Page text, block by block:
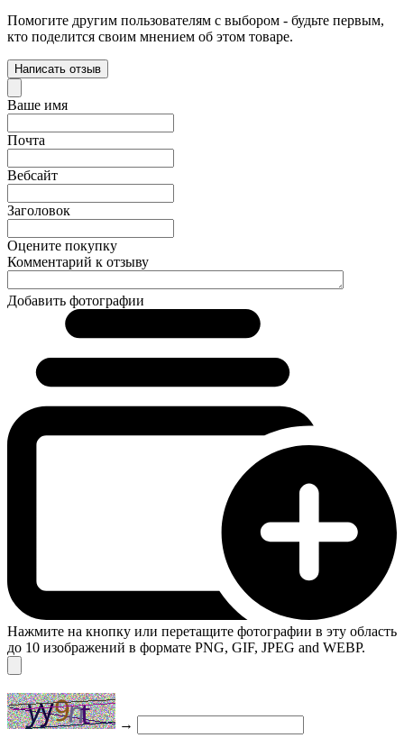
Помогите другим пользователям с выбором - будьте первым,
кто поделится своим мнением об этом товаре.
Написать отзыв
Ваше имя
Почта
Вебсайт
Заголовок
Оцените покупку
Комментарий к отзыву
Добавить фотографии
Нажмите на кнопку или перетащите фотографии в эту область
до 10 изображений в формате PNG, GIF, JPEG and WEBP.
→